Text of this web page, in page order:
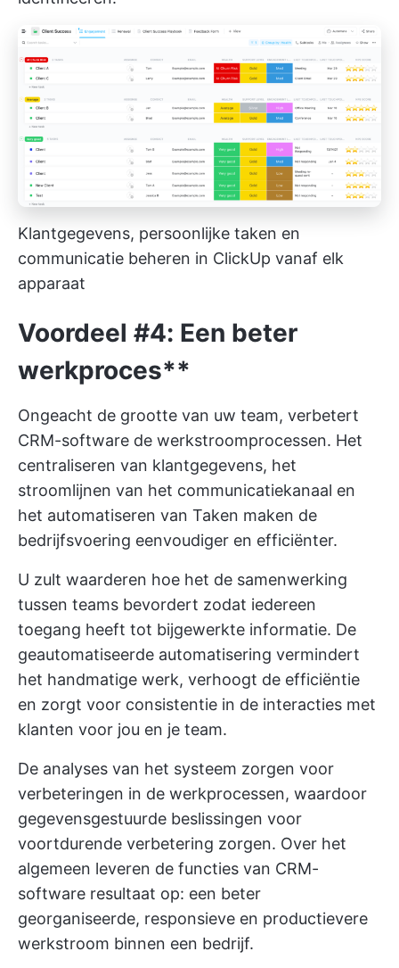
Klantgegevens, persoonlijke taken en
communicatie beheren in ClickUp vanaf elk
apparaat
Voordeel #4: Een beter
werkproces**
Ongeacht de grootte van uw team, verbetert
CRM-software de werkstroomprocessen. Het
centraliseren van klantgegevens, het
stroomlijnen van het communicatiekanaal en
het automatiseren van Taken maken de
bedrijfsvoering eenvoudiger en efficiënter.
U zult waarderen hoe het de samenwerking
tussen teams bevordert zodat iedereen
toegang heeft tot bijgewerkte informatie. De
geautomatiseerde automatisering vermindert
het handmatige werk, verhoogt de efficiëntie
en zorgt voor consistentie in de interacties met
klanten voor jou en je team.
De analyses van het systeem zorgen voor
verbeteringen in de werkprocessen, waardoor
gegevensgestuurde beslissingen voor
voortdurende verbetering zorgen. Over het
algemeen leveren de functies van CRM-
software resultaat op: een beter
georganiseerde, responsieve en productievere
werkstroom binnen een bedrijf.